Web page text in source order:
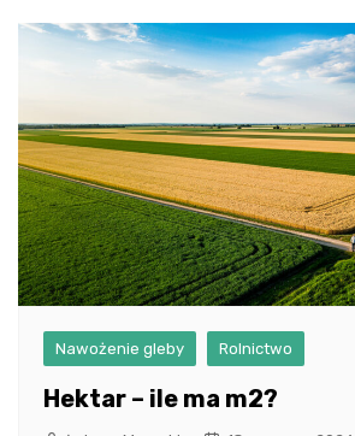
Nawożenie gleby Rolnictwo
Hektar – ile ma m2?